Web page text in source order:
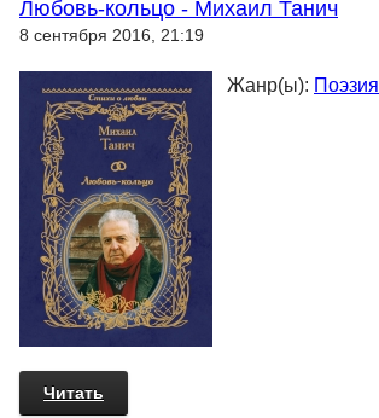
Любовь-кольцо - Михаил Танич
8 сентября 2016, 21:19
Жанр(ы): Поэзия
Читать